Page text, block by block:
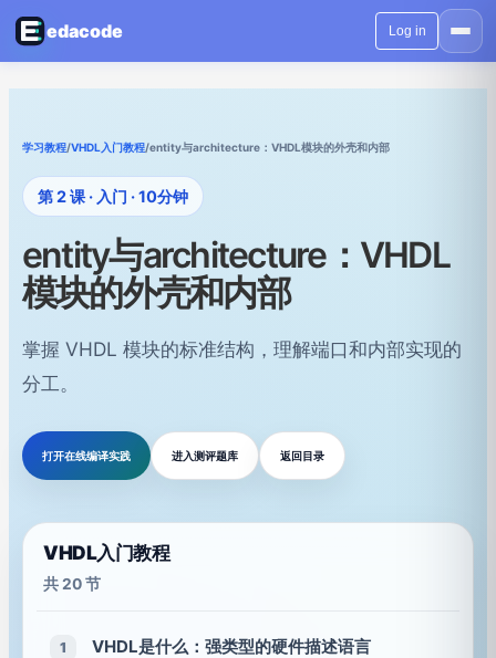
edacode Log in
学习教程/VHDL入门教程/entity与architecture：VHDL模块的外壳和内部
第 2 课 · 入门 · 10分钟
entity与architecture：VHDL
模块的外壳和内部
掌握 VHDL 模块的标准结构，理解端口和内部实现的
分工。
打开在线编译实践 进入测评题库 返回目录
VHDL入门教程
共 20 节
1 VHDL是什么：强类型的硬件描述语言